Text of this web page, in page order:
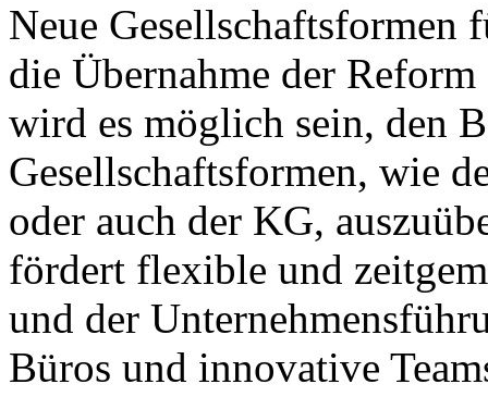
Neue Gesellschaftsformen
die Übernahme der Reform
wird es möglich sein, den
Gesellschaftsformen, wie
oder auch der KG,
fördert flexible und
und der
Büros und innovative